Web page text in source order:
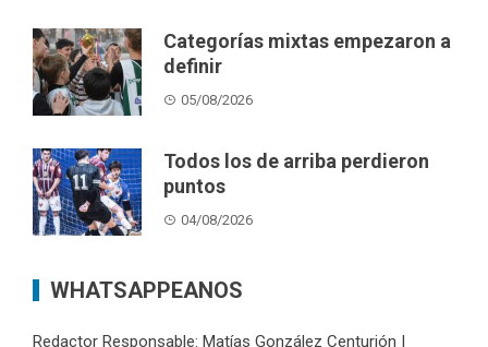
Categorías mixtas empezaron a
definir
05/08/2026
Todos los de arriba perdieron
puntos
04/08/2026
WHATSAPPEANOS
Redactor Responsable: Matías González Centurión |